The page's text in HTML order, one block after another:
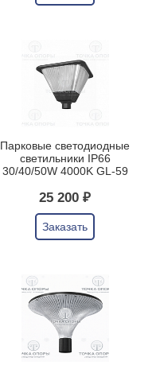
Парковые светодиодные
светильники IP66
30/40/50W 4000K GL-59
25 200 ₽
Заказать